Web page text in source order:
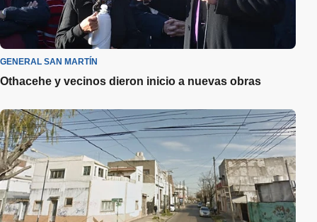
GENERAL SAN MARTÍN
Othacehe y vecinos dieron inicio a nuevas obras